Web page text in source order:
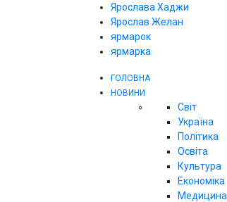
Ярослава Хаджи
Ярослав Желан
ярмарок
ярмарка
ГОЛОВНА
НОВИНИ
Світ
Україна
Політика
Освіта
Культура
Економіка
Медицина